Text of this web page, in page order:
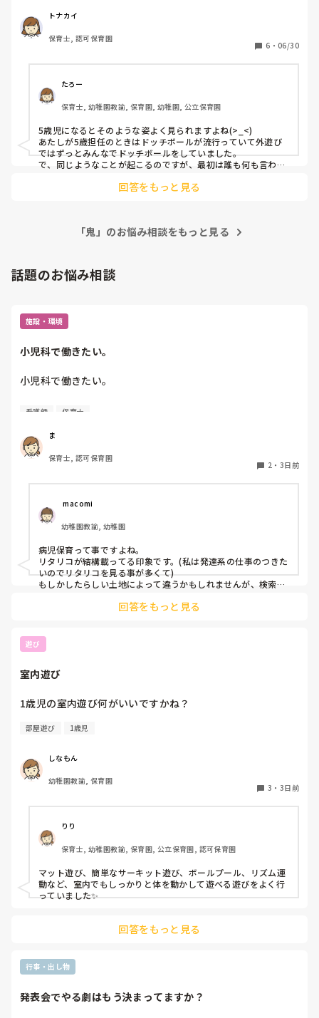
•鬼にタッチされると、後までひきづって暗くなってしまう
•不利な状況になると「今は休憩！」と逃げる
などの姿が出てくる時があります。
運動神経がよく、勝ち負けに対するこだわりの強い子達が主
にそうなります。
まだまだ負けを受け入れるのが難しいようです。
このような子どもへの対応、皆さんはどうしていますか？
トナカイ
保育士, 認可保育園
6 ・ 06/30
たろー
保育士, 幼稚園教諭, 保育園, 幼稚園, 公立保育園
5歳児になるとそのような姿よく見られますよね(>_<)
あたしが5歳担任のときはドッチボールが流行っていて外遊び
ではずっとみんなでドッチボールをしていました。
で、同じようなことが起こるのですが、最初は誰も何も言わな
もから声が出たので、みんなでするときのドッチボールのルー
・当たったからと言ってゲームが終わるわけではない
い！！」ということをずーっと伝えてきました。
なかなか難しいと思いますが、年長ならではの悩み、子ども達
回答をもっと見る
「鬼」のお悩み相談をもっと見る
話題のお悩み相談
施設・環境
小児科で働きたい。
小児科で働きたい。
今は保育園勤務ですが、
本当は小児科で保育士として
働きたいです。
しかし、地方なのかそのような求人が
ほぼなく、ホームページなどもチェック
していますが見つかりません😭
もともと、看護師を目指していたのもあって、、
もちろん医療的なことができないのは
わかっていますが💦
看護師 保育士
ま
保育士, 認可保育園
2 ・ 3日前
macomi
幼稚園教諭, 幼稚園
病児保育って事ですよね。
リタリコが結構載ってる印象です。(私は発達系の仕事のつきた
いのでリタリコを見る事が多くて)
もしかしたらしい土地によって違うかもしれませんが、検索し
回答をもっと見る
遊び
室内遊び
1歳児の室内遊び何がいいですかね？
部屋遊び 1歳児
しなもん
幼稚園教諭, 保育園
3 ・ 3日前
りり
保育士, 幼稚園教諭, 保育園, 公立保育園, 認可保育園
マット遊び、簡単なサーキット遊び、ボールプール、リズム運
動など、室内でもしっかりと体を動かして遊べる遊びをよく行
っていました✨
回答をもっと見る
行事・出し物
発表会でやる劇はもう決まってますか？